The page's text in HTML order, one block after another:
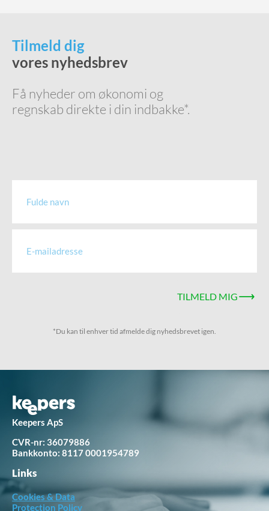
Tilmeld dig
vores nyhedsbrev
Få nyheder om økonomi og
regnskab direkte i din indbakke*.
TILMELD MIG
*Du kan til enhver tid afmelde dig nyhedsbrevet igen.
Keepers ApS
CVR-nr: 36079886
Bankkonto: 8117 0001954789
Links
Cookies & Data
Protection Policy